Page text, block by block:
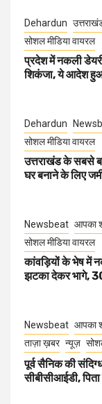
Dehardun
सोशल मीडिया वायरल
प्रदेश में नकली
शिकंजा, ये आदेश
Dehardun
सोशल मीडिया वायरल
उत्तराखंड के सबसे
घर बनाने के लिए
Newsbeat आपका
सोशल मीडिया वायरल
कांवड़ियों के भेष में
झटका देकर भागे,
Newsbeat आपका
ताज़ा ख़बर न्यूज़
पूर्व सैनिक की
सीबीसीआईडी,